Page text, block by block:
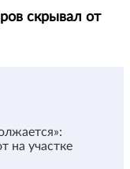
скрывал от
на участке